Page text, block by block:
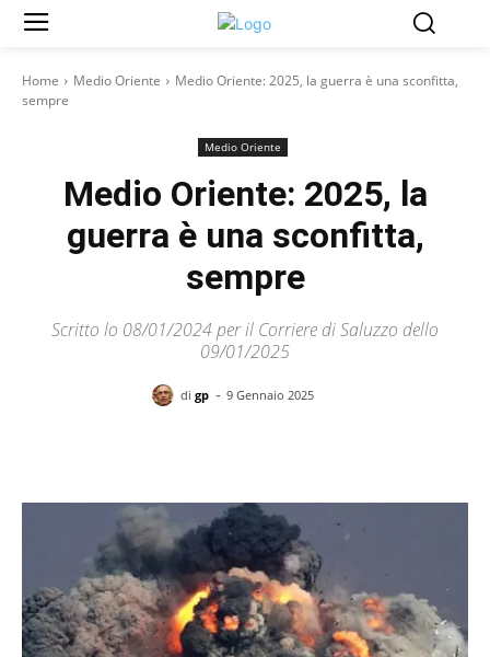
Home Medio Oriente
Medio Oriente: 2025, la guerra è una sconfitta,
sempre
Medio Oriente
Medio Oriente: 2025, la
guerra è una sconfitta,
sempre
Scritto lo 08/01/2024 per il Corriere di Saluzzo dello
09/01/2025
di gp - 9 Gennaio 2025